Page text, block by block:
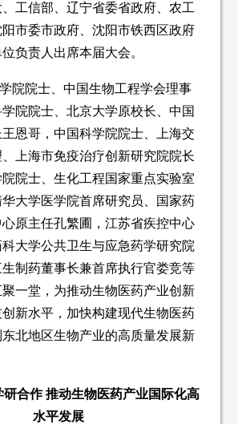
工信部、辽宁省委省政府、农工
市委市政府、沈阳市铁西区政府
负责人出席本届大会。
院士、中国生物工程学会理事
院院士、北京大学原校长、中国
恩哥，中国科学院院士、上海交
上海市免疫治疗创新研究院院长
院士、生化工程国家重点实验室
大学医学院首席研究员、国家药
原主任孔繁圃，江苏省疾控中心
大学公共卫生与应急药学研究院
制药董事长兼首席执行官娄竞等
一堂，为推动生物医药产业创新
新水平，加快构建现代生物医药
北地区生物产业的高质量发展新
研合作 推动生物医药产业国际化高
水平发展